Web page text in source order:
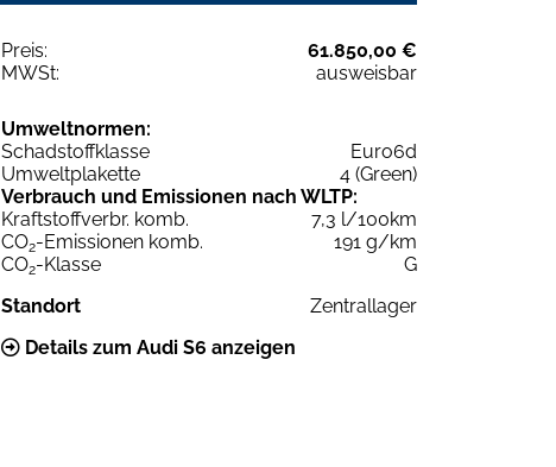
Preis:
61.850,00 €
MWSt:
ausweisbar
Umweltnormen:
Schadstoffklasse
Euro6d
Umweltplakette
4 (Green)
Verbrauch und Emissionen nach WLTP:
Kraftstoffverbr. komb.
7,3 l/100km
CO2-Emissionen komb.
191 g/km
CO2-Klasse
G
Standort
Zentrallager
Details zum Audi S6 anzeigen